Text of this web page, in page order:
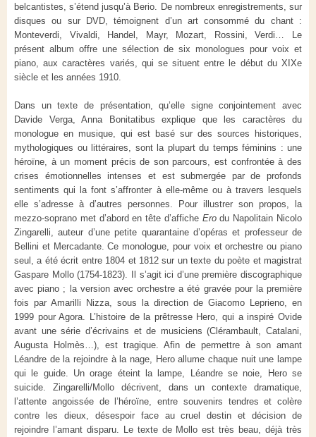
belcantistes, s’étend jusqu’à Berio. De nombreux enregistrements, sur
disques ou sur DVD, témoignent d’un art consommé du chant :
Monteverdi, Vivaldi, Handel, Mayr, Mozart, Rossini, Verdi… Le
présent album offre une sélection de six monologues pour voix et
piano, aux caractères variés, qui se situent entre le début du XIXe
siècle et les années 1910.
Dans un texte de présentation, qu’elle signe conjointement avec
Davide Verga, Anna Bonitatibus explique que les caractères du
monologue en musique, qui est basé sur des sources historiques,
mythologiques ou littéraires, sont la plupart du temps féminins : une
héroïne, à un moment précis de son parcours, est confrontée à des
crises émotionnelles intenses et est submergée par de profonds
sentiments qui la font s’affronter à elle-même ou à travers lesquels
elle s’adresse à d’autres personnes. Pour illustrer son propos, la
mezzo-soprano met d’abord en tête d’affiche Erodu Napolitain Nicolo
Zingarelli, auteur d’une petite quarantaine d’opéras et professeur de
Bellini et Mercadante. Ce monologue, pour voix et orchestre ou piano
seul, a été écrit entre 1804 et 1812 sur un texte du poète et magistrat
Gaspare Mollo (1754-1823). Il s’agit ici d’une première discographique
avec piano ; la version avec orchestre a été gravée pour la première
fois par Amarilli Nizza, sous la direction de Giacomo Leprieno, en
1999 pour Agora. L’histoire de la prêtresse Hero, qui a inspiré Ovide
avant une série d’écrivains et de musiciens (Clérambault, Catalani,
Augusta Holmès…), est tragique. Afin de permettre à son amant
Léandre de la rejoindre à la nage, Hero allume chaque nuit une lampe
qui le guide. Un orage éteint la lampe, Léandre se noie, Hero se
suicide. Zingarelli/Mollo décrivent, dans un contexte dramatique,
l’attente angoissée de l’héroïne, entre souvenirs tendres et colère
contre les dieux, désespoir face au cruel destin et décision de
rejoindre l’amant disparu. Le texte de Mollo est très beau, déjà très